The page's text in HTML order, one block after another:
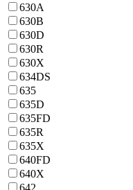
630A
630B
630D
630R
630X
634DS
635
635D
635FD
635R
635X
640FD
640X
642